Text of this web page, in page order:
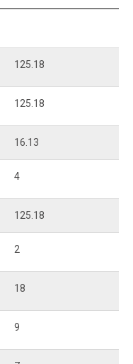
125.18
125.18
16.13
4
125.18
2
18
9